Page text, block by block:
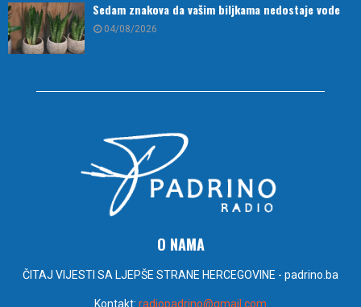
Sedam znakova da vašim biljkama nedostaje vode
04/08/2026
O NAMA
ČITAJ VIJESTI SA LJEPŠE STRANE HERCEGOVINE - padrino.ba
Kontakt: radiopadrino@gmail.com